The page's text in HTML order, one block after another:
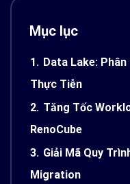
Mục lục
1. Data Lake:
Thực Tiễn
2. Tăng Tốc
RenoCube
3. Giải Mã Quy
Migration